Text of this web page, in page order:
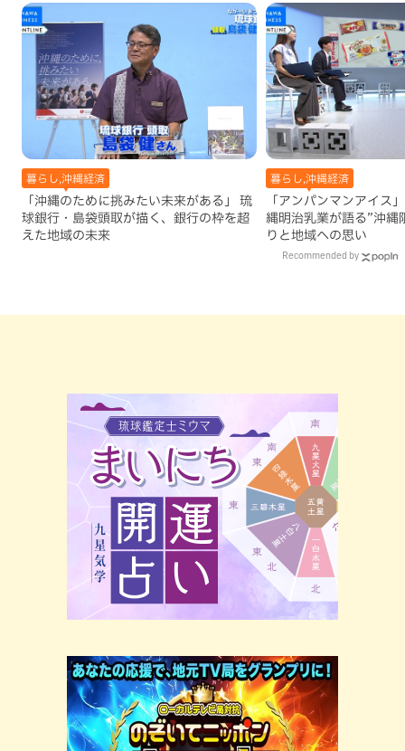
暮らし,沖縄経済
「沖縄のために挑みたい未来がある」 琉
球銀行・島袋頭取が描く、銀行の枠を超
えた地域の未来
暮らし,沖縄経済
「アンパンマンアイス
縄明治乳業が語る”沖縄
りと地域への思い
Recommended by